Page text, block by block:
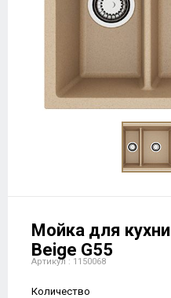
Мойка для
Beige G55
Артикул : 1150068
Количество